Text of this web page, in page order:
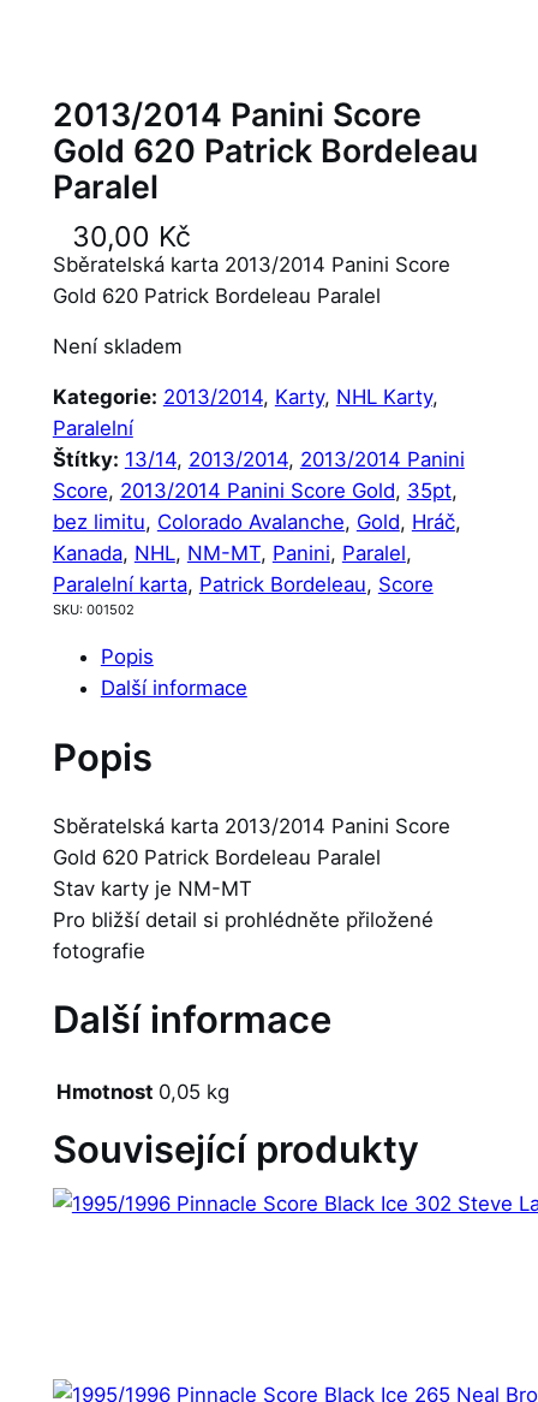
2013/2014 Panini Score
Gold 620 Patrick Bordeleau
Paralel
30,00 Kč
Sběratelská karta 2013/2014 Panini Score
Gold 620 Patrick Bordeleau Paralel
Není skladem
Kategorie: 2013/2014, Karty, NHL Karty
Paralelní
Štítky: 13/14, 2013/2014, 2013/2014 Panini
Score, 2013/2014 Panini Score Gold, 35pt
bez limitu, Colorado Avalanche, Gold, Hráč
Kanada, NHL, NM-MT, Panini, Paralel
Paralelní karta, Patrick Bordeleau, Score
SKU: 001502
Popis
Další informace
Popis
Sběratelská karta 2013/2014 Panini Score
Gold 620 Patrick Bordeleau Paralel
Stav karty je NM-MT
Pro bližší detail si prohlédněte přiložené
fotografie
Další informace
Hmotnost 0,05 kg
Související produkty